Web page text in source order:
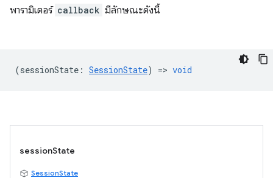
พารามิเตอร์ callback มีลักษณะดังนี้
(sessionState : SessionState) => void
sessionState
SessionState